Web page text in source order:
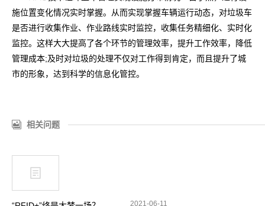
施位置变化情况实时掌握。从而实现掌握车辆运行动态，对垃圾车
是否进行收集作业、作业路线实时监控，收集任务精细化、实时化
监控。这样大大提高了各个环节的管理效率，提升工作效率，降低
管理成本;及时对垃圾的处理不仅对工作得到肯定，而且提升了城
市的形象，达到科学的信息化管控。
相关问题
2021-06-11